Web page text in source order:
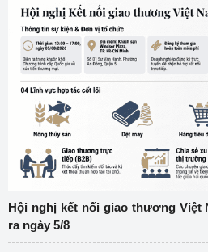
Hội nghị kết nối giao thương Việt
ra ngày 5/8